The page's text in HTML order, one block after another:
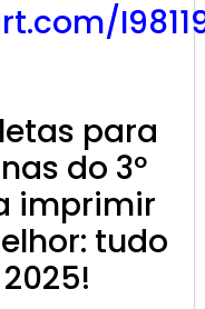
.com/
para
do 3º
imprimir
tudo